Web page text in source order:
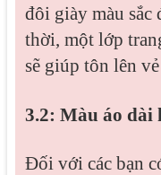
đôi giày màu sắc
thời, một lớp
sẽ giúp tôn lên
3.2: Màu áo dài
Đối với các bạn